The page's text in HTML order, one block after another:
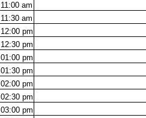
11:00 am
11:30 am
12:00 pm
12:30 pm
01:00 pm
01:30 pm
02:00 pm
02:30 pm
03:00 pm